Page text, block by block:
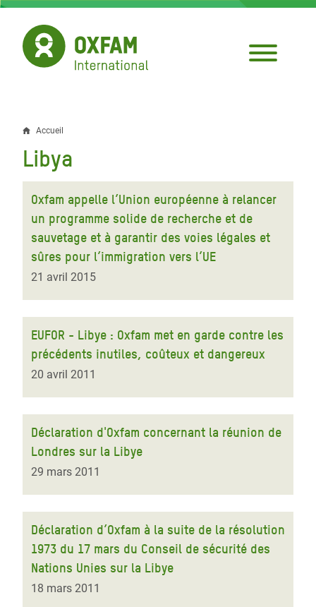
Aller
contenu
principal
Fil
d'Ariane
Accueil
Libya
Oxfam appelle l’Union européenne à relancer
un programme solide de recherche et de
sauvetage et à garantir des voies légales et
sûres pour l’immigration vers l’UE
21 avril 2015
EUFOR - Libye : Oxfam met en garde contre les
précédents inutiles, coûteux et dangereux
20 avril 2011
Déclaration d'Oxfam concernant la réunion de
Londres sur la Libye
29 mars 2011
Déclaration d’Oxfam à la suite de la résolution
1973 du 17 mars du Conseil de sécurité des
Nations Unies sur la Libye
18 mars 2011